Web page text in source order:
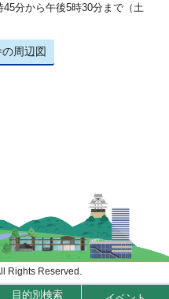
目的別検索
分から午後5時30分まで（土
周辺図
Rights Reserved.